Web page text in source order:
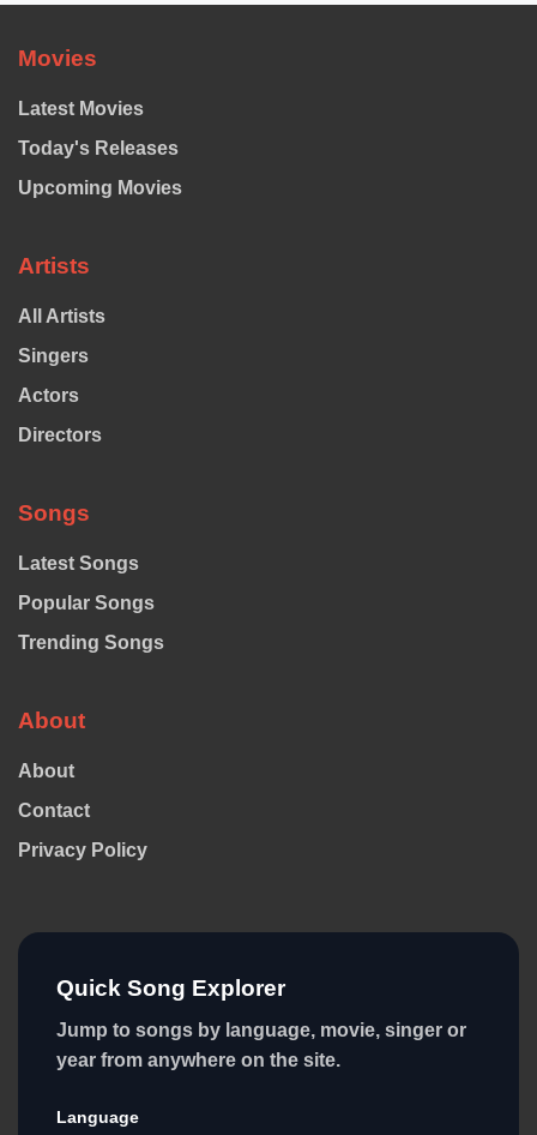
Movies
Latest Movies
Today's Releases
Upcoming Movies
Artists
All Artists
Singers
Actors
Directors
Songs
Latest Songs
Popular Songs
Trending Songs
About
About
Contact
Privacy Policy
Quick Song Explorer
Jump to songs by language, movie, singer or
year from anywhere on the site.
Language